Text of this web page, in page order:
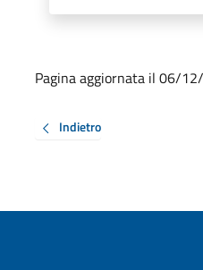
Pagina aggiornata il 06/
Indietro